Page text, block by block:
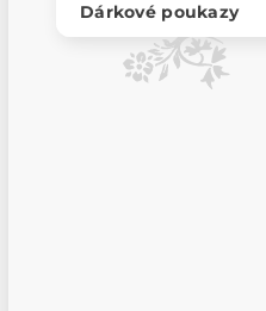
Dárkové poukazy